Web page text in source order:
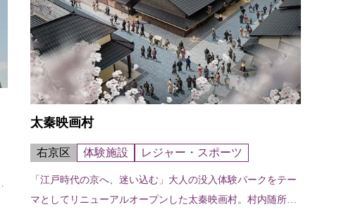
太秦映画村
右京区 体験施設 レジャー・スポーツ
「江戸時代の京へ、迷い込む」大人の没入体験パークをテー
マとしてリニューアルオープンした太秦映画村。村内随所で